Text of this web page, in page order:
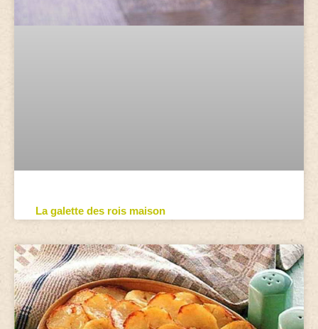
La galette des rois maison